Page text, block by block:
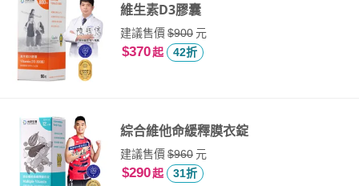
維生素D3膠囊
建議售價$900元
$370起 42折
綜合維他命緩釋膜衣錠
建議售價$960元
$290起 31折